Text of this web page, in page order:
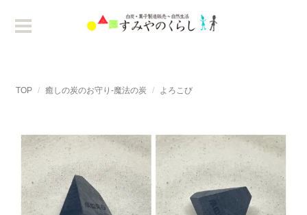
TOP 癒しの炭のお守り-魔法の炭 よろこび